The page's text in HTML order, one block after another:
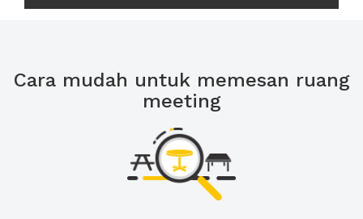
Cara mudah untuk memesan ruang
meeting